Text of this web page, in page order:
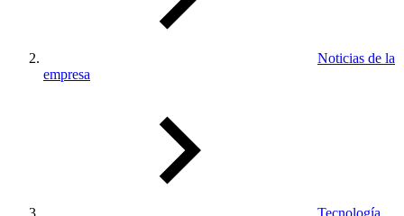
Noticias de la
empresa
Tecnología